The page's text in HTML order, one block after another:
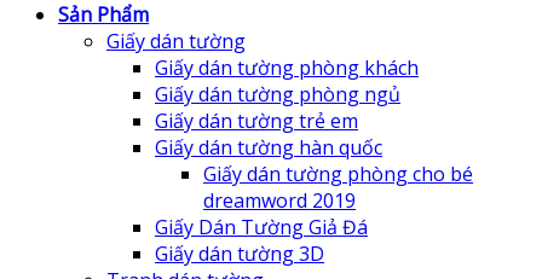
Sản Phẩm
Giấy dán tường
Giấy dán tường phòng khách
Giấy dán tường phòng ngủ
Giấy dán tường trẻ em
Giấy dán tường hàn quốc
Giấy dán tường phòng cho bé
dreamword 2019
Giấy Dán Tường Giả Đá
Giấy dán tường 3D